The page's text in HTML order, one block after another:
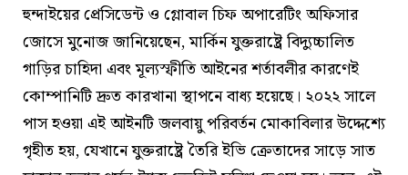
হুন্দাইয়ের প্রেসিডেন্ট ও গ্লোবাল চিফ অপারেটিং অফিসার
জোসে মুনোজ জানিয়েছেন, মার্কিন যুক্তরাষ্ট্রে বিদ্যুচ্চালিত
গাড়ির চাহিদা এবং মূল্যস্ফীতি আইনের শর্তাবলীর কারণেই
কোম্পানিটি দ্রুত কারখানা স্থাপনে বাধ্য হয়েছে। ২০২২ সালে
পাস হওয়া এই আইনটি জলবায়ু পরিবর্তন মোকাবিলার উদ্দেশ্যে
গৃহীত হয়, যেখানে যুক্তরাষ্ট্রে তৈরি ইভি ক্রেতাদের সাড়ে সাত